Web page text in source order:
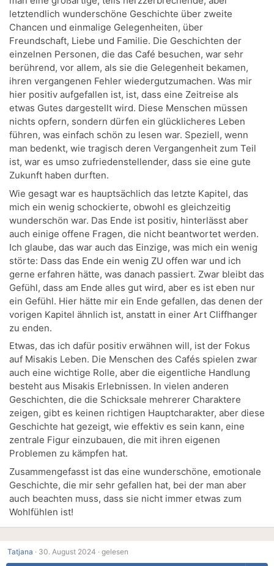
letztendlich wunderschöne Geschichte über zweite
Chancen und einmalige Gelegenheiten, über
Freundschaft, Liebe und Familie. Die Geschichten der
einzelnen Personen, die das Café besuchen, war sehr
berührend, vor allem, als sie die Gelegenheit bekamen,
ihren vergangenen Fehler wiedergutzumachen. Was mir
hier positiv aufgefallen ist, ist, dass eine Zeitreise als
etwas Gutes dargestellt wird. Diese Menschen müssen
nichts opfern, sondern dürfen ein glücklicheres Leben
führen, was einfach schön zu lesen war. Speziell, wenn
man bedenkt, wie tragisch deren Vergangenheit zum Teil
ist, war es umso zufriedenstellender, dass sie eine gute
Zukunft haben durften.
Wie gesagt war es hauptsächlich das letzte Kapitel, das
mich ein wenig schockierte, obwohl es gleichzeitig
wunderschön war. Das Ende ist positiv, hinterlässt aber
auch einige offene Fragen, die nicht beantwortet werden.
Ich glaube, das war auch das Einzige, was mich ein wenig
störte: Dass das Ende ein wenig ZU offen war und ich
gerne erfahren hätte, was danach passiert. Zwar bleibt das
Gefühl, dass am Ende alles gut wird, aber es ist eben nur
ein Gefühl. Hier hätte mir ein Ende gefallen, das denen der
vorigen Kapitel ähnlich ist, anstatt in einer Art Cliffhanger
zu enden.
Etwas, das ich dafür positiv erwähnen will, ist der Fokus
auf Misakis Leben. Die Menschen des Cafés spielen zwar
auch eine wichtige Rolle, aber die eigentliche Handlung
besteht aus Misakis Erlebnissen. In vielen anderen
Geschichten, die die Schicksale mehrerer Charaktere
zeigen, gibt es keinen richtigen Hauptcharakter, aber diese
Geschichte hat gezeigt, wie effektiv es sein kann, eine
zentrale Figur einzubauen, die mit ihren eigenen
Problemen zu kämpfen hat.
Zusammengefasst ist das eine wunderschöne, emotionale
Geschichte, die mir sehr gefallen hat, bei der man aber
auch beachten muss, dass sie nicht immer etwas zum
Wohlfühlen ist!
Tatjana · 30. August 2024 · gelesen